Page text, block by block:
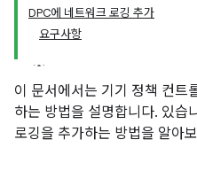
DPC에 네트워크 로깅 추가
요구사항
이 문서에서는 기기 정책 컨트
하는 방법을 설명합니다. 있습
로깅을 추가하는 방법을 알아